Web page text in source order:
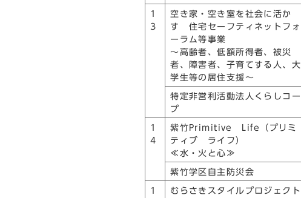
1
3
空き家・空き室を社会に活か
す 住宅セーフティネットフォ
ーラム等事業
～高齢者、低額所得者、被災
者、障害者、子育てする人、大
学生等の居住支援～
特定非営利活動法人くらしコー
プ
1
4
紫竹Primitive Life（プリミ
ティブ ライフ）
≪水・火と心≫
紫竹学区自主防災会
1
むらさきスタイルプロジェクト